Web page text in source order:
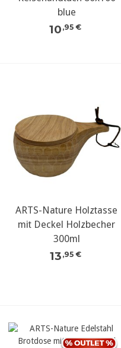
blue
10 ,95 €
ARTS-Nature Holztasse
mit Deckel Holzbecher
300ml
13 ,95 €